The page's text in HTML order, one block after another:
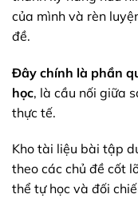
của mình và rèn
đề.
Đây chính là phần
học, là cầu nối giữa
thực tế.
Kho tài liệu bài tập
theo các chủ đề cốt
thể tự học và đối